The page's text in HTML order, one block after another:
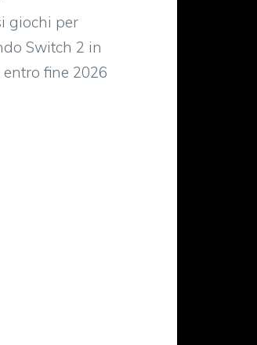
giochi per
Switch 2 in
fine 2026